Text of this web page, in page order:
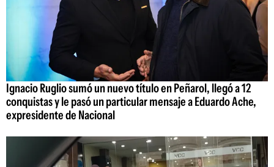
Ignacio Ruglio sumó un nuevo título en Peñarol, llegó a 12
conquistas y le pasó un particular mensaje a Eduardo Ache,
expresidente de Nacional